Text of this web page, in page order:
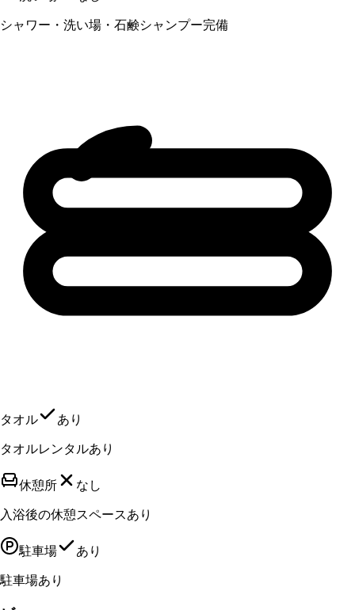
シャワー・洗い場・石鹸シャンプー完備
タオル あり
タオルレンタルあり
休憩所 なし
入浴後の休憩スペースあり
駐車場 あり
駐車場あり